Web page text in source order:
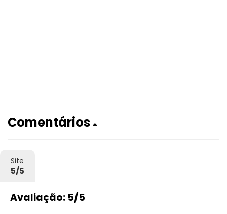
Comentários
Site
5/5
Avaliação: 5/5